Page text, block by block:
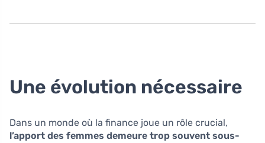
Une évolution nécessaire
Dans un monde où la finance joue un rôle crucial,
l’apport des femmes demeure trop souvent sous-